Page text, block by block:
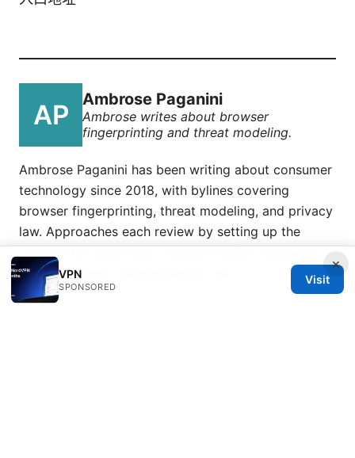
Ambrose Paganini
Ambrose writes about browser
fingerprinting and threat modeling.
Ambrose Paganini has been writing about consumer
technology since 2018, with bylines covering
browser fingerprinting, threat modeling, and privacy
law. Approaches each review by setting up the
product the same way a typical reader would and
recording every snag along the way.
×
VPN
SPONSORED
Visit